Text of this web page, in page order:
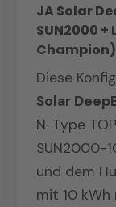
JA Solar
SUN2000 +
Champion)
Diese
Solar
N-Type
SUN2000-
und dem
mit 10 kWh